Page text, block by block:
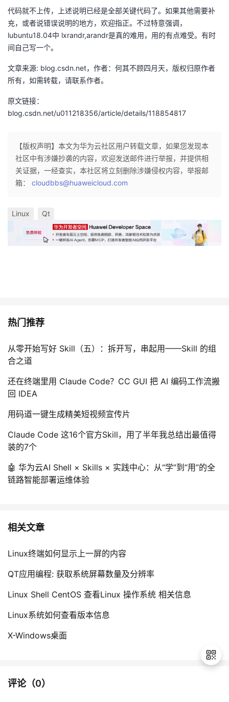
代码就不上传，上述说明已经是全部关键代码了。如果其他需要补
充，或者说错误说明的地方，欢迎指正。不过特意强调，
lubuntu18.04中 lxrandr,arandr是真的难用，用的有点难受。有时
间自己写一个。
文章来源: blog.csdn.net，作者：何其不顾四月天，版权归原作者
所有，如需转载，请联系作者。
原文链接：
blog.csdn.net/u011218356/article/details/118854817
【版权声明】本文为华为云社区用户转载文章，如果您发现本
社区中有涉嫌抄袭的内容，欢迎发送邮件进行举报，并提供相
关证据，一经查实，本社区将立刻删除涉嫌侵权内容，举报邮
箱： cloudbbs@huaweicloud.com
Linux Qt
热门推荐
从零开始写好 Skill（五）：拆开写，串起用——Skill 的组
合之道
还在终端里用 Claude Code？CC GUI 把 AI 编码工作流搬
回 IDEA
用码道一键生成精美短视频宣传片
Claude Code 这16个官方Skill，用了半年我总结出最值得
装的7个
🤖 华为云AI Shell × Skills × 实践中心：从“学”到“用”的全
链路智能部署运维体验
相关文章
Linux终端如何显示上一屏的内容
QT应用编程: 获取系统屏幕数量及分辨率
Linux Shell CentOS 查看Linux 操作系统 相关信息
Linux系统如何查看版本信息
X-Windows桌面
评论（0）